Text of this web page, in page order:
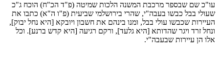
עו"כ שם שבספר מרכבת המשנה הלכות שמיטה (פ"ד הכ"ח) הוכח ג"כ
שעולי בבל כבשו בעבה"י, שהרי בירושלמי שביעית (פ"ו ה"א) כתבו את
העיירות שכבשו עולי בבל, ומנו בינהם את חשבון ויובקא [היא נחל יבוק],
ונחל זרד ויגר שהדותא [היא גלעד], ורקם רגיעה [היא קדש ברנע]. וכל
אלו הן עיירות שבעבה"י.